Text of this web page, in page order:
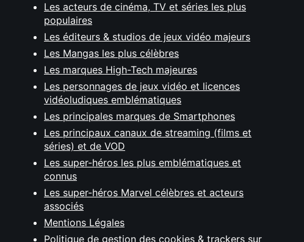
Les acteurs de cinéma, TV et séries les plus
populaires
Les éditeurs & studios de jeux vidéo majeurs
Les Mangas les plus célèbres
Les marques High-Tech majeures
Les personnages de jeux vidéo et licences
vidéoludiques emblématiques
Les principales marques de Smartphones
Les principaux canaux de streaming (films et
séries) et de VOD
Les super-héros les plus emblématiques et
connus
Les super-héros Marvel célèbres et acteurs
associés
Mentions Légales
Politique de gestion des cookies & trackers sur